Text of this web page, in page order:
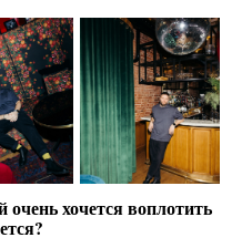
хочется воплотить